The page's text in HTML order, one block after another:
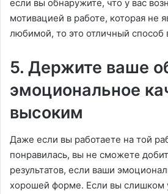
если вы обнаружите, что у вас
мотивацией в работе, которая не
любимой, то это отличный способ
5. Держите ваше
эмоциональное
высоким
Даже если вы работаете на той
понравилась, вы не сможете
результатов, если ваши
хорошей форме. Если вы слишком